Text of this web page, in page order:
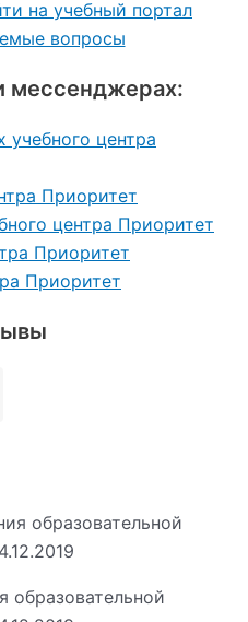
на учебный портал
вопросы
мессенджерах:
образовательной